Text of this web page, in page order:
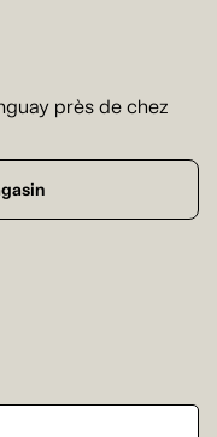
près de chez